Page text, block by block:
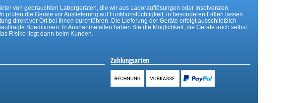
von gebrauchten Laborgeräten, die wir aus Laborauflösungen oder Insolvenzen
prüfen die Geräte vor Auslieferung auf Funktionstüchtigkeit; in besonderen Fällen lassen
direkt vor Ort bei Ihnen durchführen. Die Lieferung der Geräte erfolgt ausschließlich
Speditionen. In Ausnahmefällen haben Sie die Möglichkeit, die Geräte auch selbst
Risiko liegt dann beim Kunden.
Zahlungsarten